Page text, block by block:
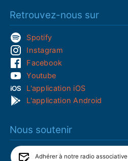
Retrouvez-nous sur
Spotify
Instagram
Facebook
Youtube
L'application iOS
L'application Android
Nous soutenir
Adhérer à notre radio associative